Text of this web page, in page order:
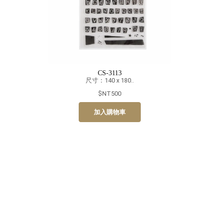
CS-3113
尺寸：140 x 180..
$NT500
加入購物車